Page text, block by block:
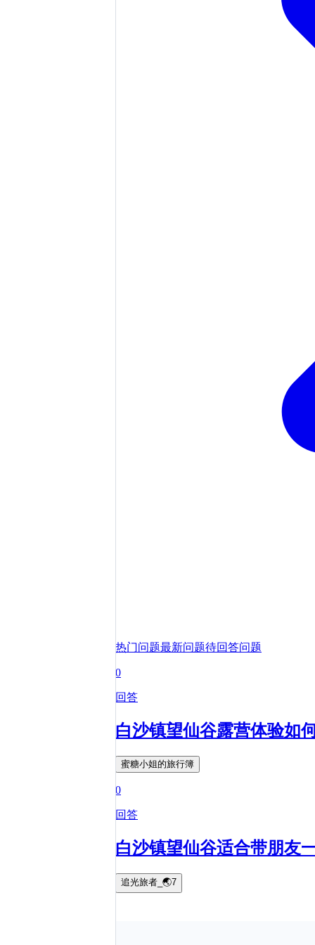
热门问题最新问题待回答问题
0
回答
白沙镇望仙谷露营体验如
蜜糖小姐的旅行簿
0
回答
白沙镇望仙谷适合带朋友
追光旅者_🌏7